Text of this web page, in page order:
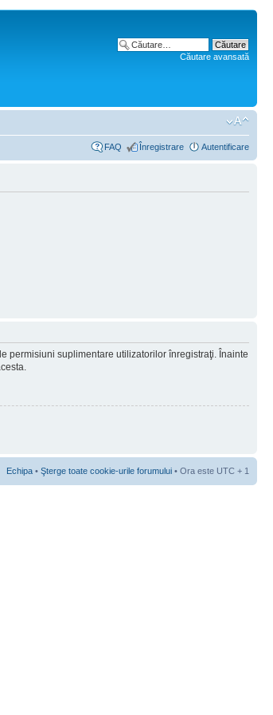
Căutare avansată
FAQ Înregistrare Autentificare
permisiuni suplimentare utilizatorilor înregistraţi. Înainte
Echipa • Şterge toate cookie-urile forumului • Ora este UTC + 1